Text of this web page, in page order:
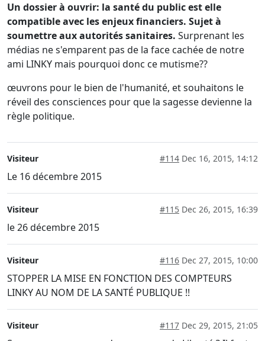
Un dossier à ouvrir: la santé du public est elle
compatible avec les enjeux financiers. Sujet à
soumettre aux autorités sanitaires. Surprenant les
médias ne s'emparent pas de la face cachée de notre
ami LINKY mais pourquoi donc ce mutisme??
œuvrons pour le bien de l'humanité, et souhaitons le
réveil des consciences pour que la sagesse devienne la
règle politique.
Visiteur #114 Dec 16, 2015, 14:12
Le 16 décembre 2015
Visiteur #115 Dec 26, 2015, 16:39
le 26 décembre 2015
Visiteur #116 Dec 27, 2015, 10:00
STOPPER LA MISE EN FONCTION DES COMPTEURS
LINKY AU NOM DE LA SANTÉ PUBLIQUE !!
Visiteur #117 Dec 29, 2015, 21:05